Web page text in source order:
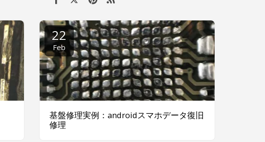
22
Feb
基盤修理実例：androidスマホデータ復旧
修理